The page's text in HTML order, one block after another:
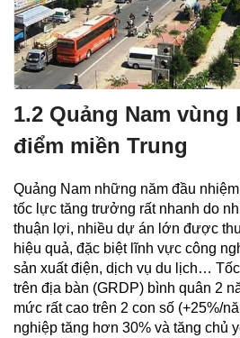
1.2 Quảng Nam
điểm miền Trung
Quảng Nam những năm đầu
tốc lực tăng trưởng rất nhanh do
thuận lợi, nhiều dự án lớn được
hiệu quả, đặc biệt lĩnh vực công
sản xuất điện, dịch vụ du lịch…
trên địa bàn (GRDP) bình quân 2
mức rất cao trên 2 con số (+25%/
nghiệp tăng hơn 30% và tăng chủ